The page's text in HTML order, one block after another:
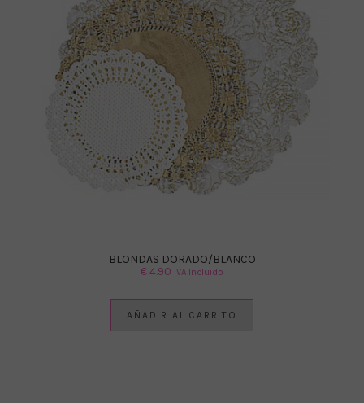
BLONDAS DORADO/BLANCO
€4.90 IVA Incluido
AÑADIR AL CARRITO